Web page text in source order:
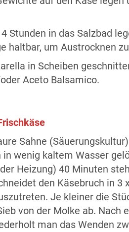
Stunden in das Salzbad
haltbar, um Austrocknen
in Scheiben
Aceto Balsamico.
Sahne
wenig kaltem Wasser
Heizung) 40 Minuten
den Käsebruch in
Je kleiner die
von der Molke ab.
man das Wenden